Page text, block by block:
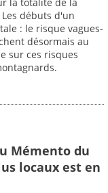
débuts d'un
: le risque vagues-
désormais au
sur ces risques
Mémento du
locaux est en